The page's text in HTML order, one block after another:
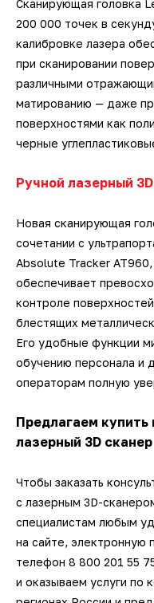
Сканирующая головка
200 000 точек в
калибровке лазера
при сканировании
различными
матированию — даже
поверхностями как
черные
Ручной лазерный
Новая сканирующая
сочетании с
Absolute Tracker
обеспечивает
контроле
блестящих
Его удобные функции
обучению персонала
операторам полную
Предлагаем купить
лазерный 3D сканер
Чтобы заказать
с лазерным 3D-
специалистам любым
на сайте, электронную
телефон 8 800 201 55
и оказываем услуги по